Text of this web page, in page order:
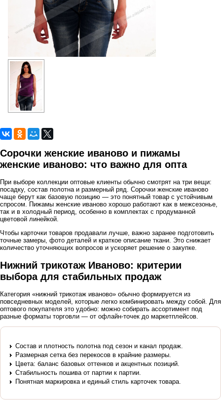
Сорочки женские иваново и пижамы
женские иваново: что важно для опта
При выборе коллекции оптовые клиенты обычно смотрят на три вещи:
посадку, состав полотна и размерный ряд. Сорочки женские иваново
чаще берут как базовую позицию — это понятный товар с устойчивым
спросом. Пижамы женские иваново хорошо работают как в межсезонье,
так и в холодный период, особенно в комплектах с продуманной
цветовой линейкой.
Чтобы карточки товаров продавали лучше, важно заранее подготовить
точные замеры, фото деталей и краткое описание ткани. Это снижает
количество уточняющих вопросов и ускоряет решение о закупке.
Нижний трикотаж Иваново: критерии
выбора для стабильных продаж
Категория «нижний трикотаж иваново» обычно формируется из
повседневных моделей, которые легко комбинировать между собой. Для
оптового покупателя это удобно: можно собирать ассортимент под
разные форматы торговли — от офлайн-точек до маркетплейсов.
Состав и плотность полотна под сезон и канал продаж.
Размерная сетка без перекосов в крайние размеры.
Цвета: баланс базовых оттенков и акцентных позиций.
Стабильность пошива от партии к партии.
Понятная маркировка и единый стиль карточек товара.